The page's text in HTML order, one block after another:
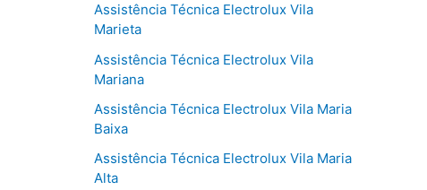
Assistência Técnica Electrolux Vila
Marieta
Assistência Técnica Electrolux Vila
Mariana
Assistência Técnica Electrolux Vila Maria
Baixa
Assistência Técnica Electrolux Vila Maria
Alta